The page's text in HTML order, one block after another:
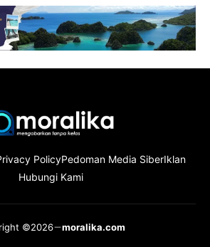
PolicyPedoman Media SiberIklan
Hubungi Kami
©2026 moralika.com